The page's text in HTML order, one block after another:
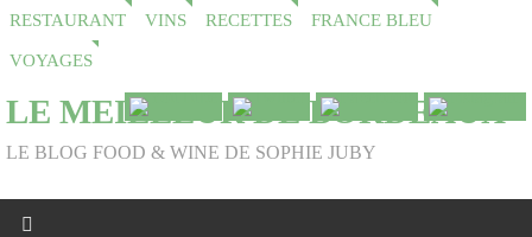
RESTAURANT VINS RECETTES FRANCE BLEU
VOYAGES
LE MEILLEUR DE BORDEAUX
LE BLOG FOOD & WINE DE SOPHIE JUBY